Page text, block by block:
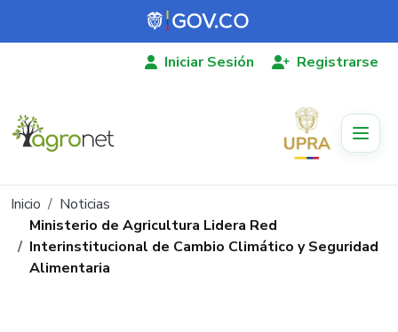
Pasar al contenido principal
Iniciar Sesión Registrarse
Ruta de navegación
Inicio
Noticias
Ministerio de Agricultura Lidera Red
Interinstitucional de Cambio Climático y Seguridad
Alimentaria